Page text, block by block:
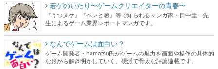
若ゲのいたり〜ゲームクリエイターの青春〜
『うつヌケ』『ペンと箸』等で知られるマンガ家・田中圭一先
生によるゲーム業界レポートマンガです。
なんでゲームは面白い？
ゲーム開発者・hamatsu氏がゲームの魅力を画面や操作の具体的
な形から解き明かしていく、硬派で骨太な評論連載です。